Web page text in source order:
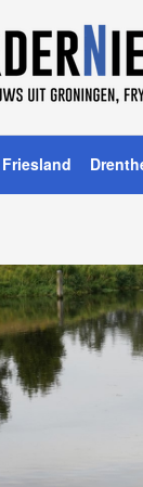
Friesland